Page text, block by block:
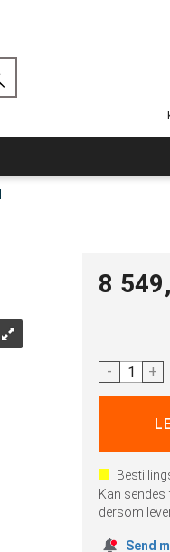
8
- +
Kan sendes
dersom
Send